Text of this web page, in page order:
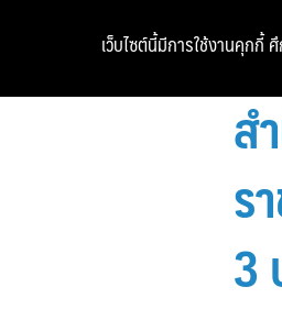
ส
ร
3
เว็บไซต์นี้มีการใช้งานคุกกี้